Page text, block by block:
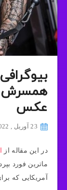
همسرش
عکس
23 آوریل , 2022
در این مقاله از
ماترین فورد
آمریکایی که